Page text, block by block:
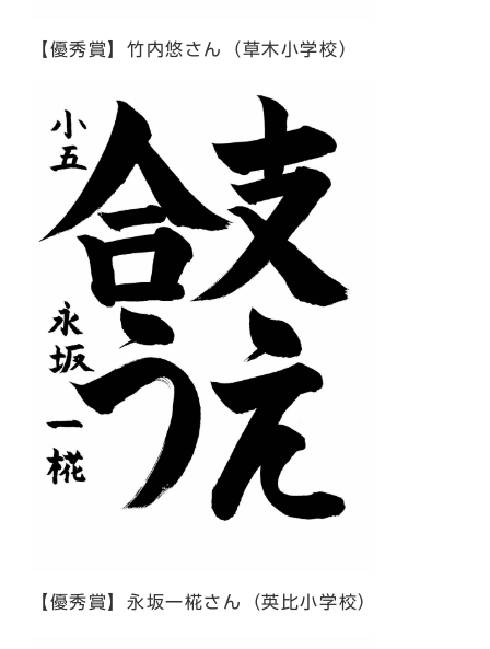
【優秀賞】竹内悠さん（草木小学校）
【優秀賞】永坂一椛さん（英比小学校）